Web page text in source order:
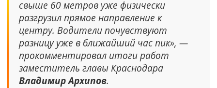
свыше 60 метров уже физически
разгрузил прямое направление к
центру. Водители почувствуют
разницу уже в ближайший час пик», —
прокомментировал итоги работ
заместитель главы Краснодара
Владимир Архипов.